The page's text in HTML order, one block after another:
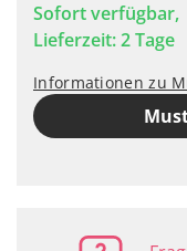
Sofort verfügbar,
Lieferzeit: 2 Tage
Informationen zu